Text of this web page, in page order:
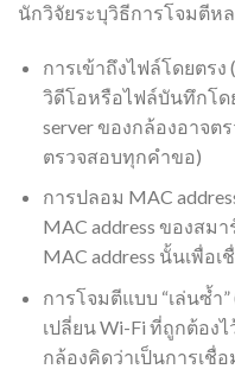
นักวิจัยระบุวิธีการโจมตีห
การเข้าถึงไฟล์โดยตรง
วิดีโอหรือไฟล์บันทึกโด
server ของกล้องอาจต
ตรวจสอบทุกคำขอ)
การปลอม MAC
MAC address ของสม
MAC address นั้นเพื่อ
การโจมตีแบบ “เล่นซ้ำ
เปลี่ยน Wi-Fi ที่ถูกต้อง
กล้องคิดว่าเป็นการเชื่